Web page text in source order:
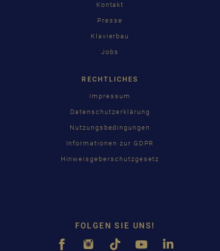
Kontakt
Presse
Klavierbau
Jobs
RECHTLICHES
Impressum
Datenschutzerklärung
Nutzungsbedingungen
Informationen zur GDPR
Hinweisgeberschutzgesetz
FOLGEN SIE UNS!